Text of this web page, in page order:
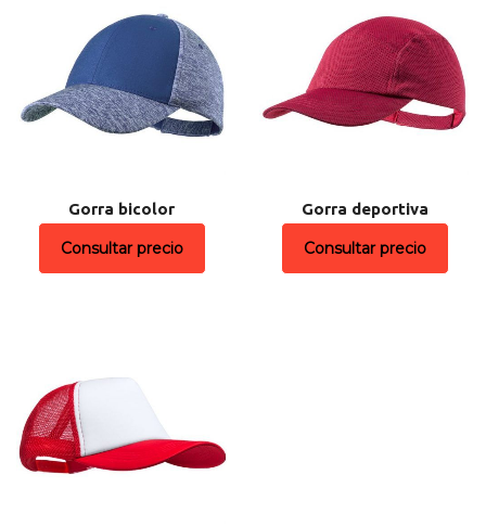
Gorra bicolor
Consultar precio
Gorra deportiva
Consultar precio